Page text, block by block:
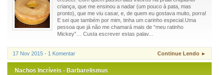
criança, que me ensinou a nadar (um pouco à pata, mas
pronto), que me viu casar, e, de quem eu gostava muito, porra!
E sei que também por mim, tinha um carinho especial.Uma
pessoa que já não me chamará mais de “meu ratinho
Mickey”… Custa escrever estas palav...
17 Nov 2015 - 1 Komentar Continue Lendo ►
Nachos Incríveis - Barbarelismus